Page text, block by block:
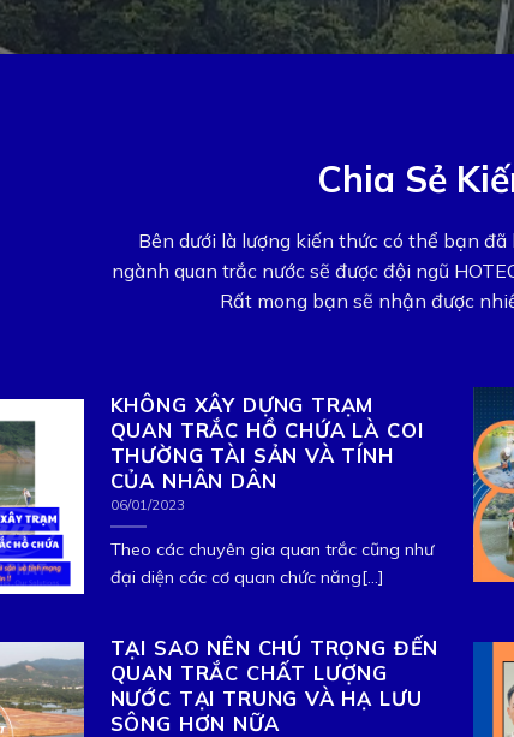
Chia Sẻ
Bên dưới là lượng kiến thức có thể bạn
ngành quan trắc nước sẽ được đội ngũ
Rất mong bạn sẽ nhận được
KHÔNG XÂY DỰNG TRẠM
QUAN TRẮC HỒ CHỨA LÀ COI
THƯỜNG TÀI SẢN VÀ TÍNH
CỦA NHÂN DÂN
06/01/2023
Theo các chuyên gia quan trắc cũng như
đại diện các cơ quan chức năng[...]
TẠI SAO NÊN CHÚ TRỌNG ĐẾN
QUAN TRẮC CHẤT LƯỢNG
NƯỚC TẠI TRUNG VÀ HẠ LƯU
SÔNG HƠN NỮA